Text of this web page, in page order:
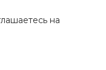
на